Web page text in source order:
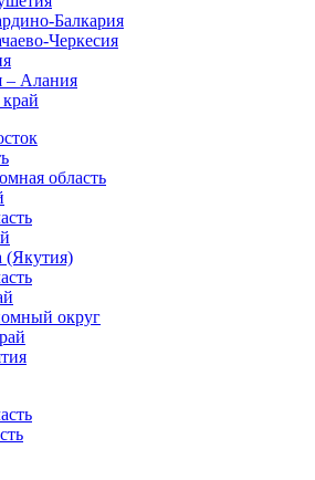
Балкария
Черкесия
– Алания
область
(Якутия)
округ